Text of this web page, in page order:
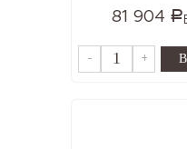
81 904 Р
- +